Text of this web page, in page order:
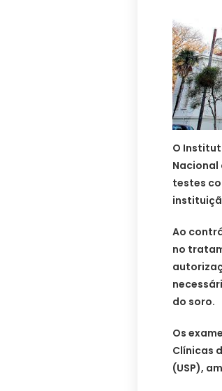
O
Nacional
testes
Ao
no
do soro.
Os
Clínicas
(USP),